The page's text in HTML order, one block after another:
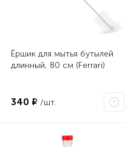
Ёршик для мытья бутылей
длинный, 80 см (Ferrari)
340 ₽ /шт.